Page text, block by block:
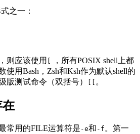
之一：
则应该使用 [
，所有POSIX shell上都
使用Bash，Zsh和Ksh作为默认shell的
版测试命令（双括号）
[[ 。
在
常用的FILE运算符是 -e和 -f。第一